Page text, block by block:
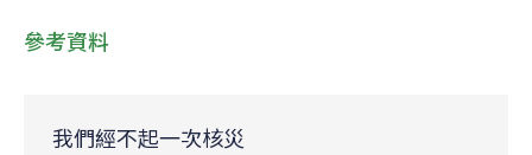
參考資料
我們經不起一次核災